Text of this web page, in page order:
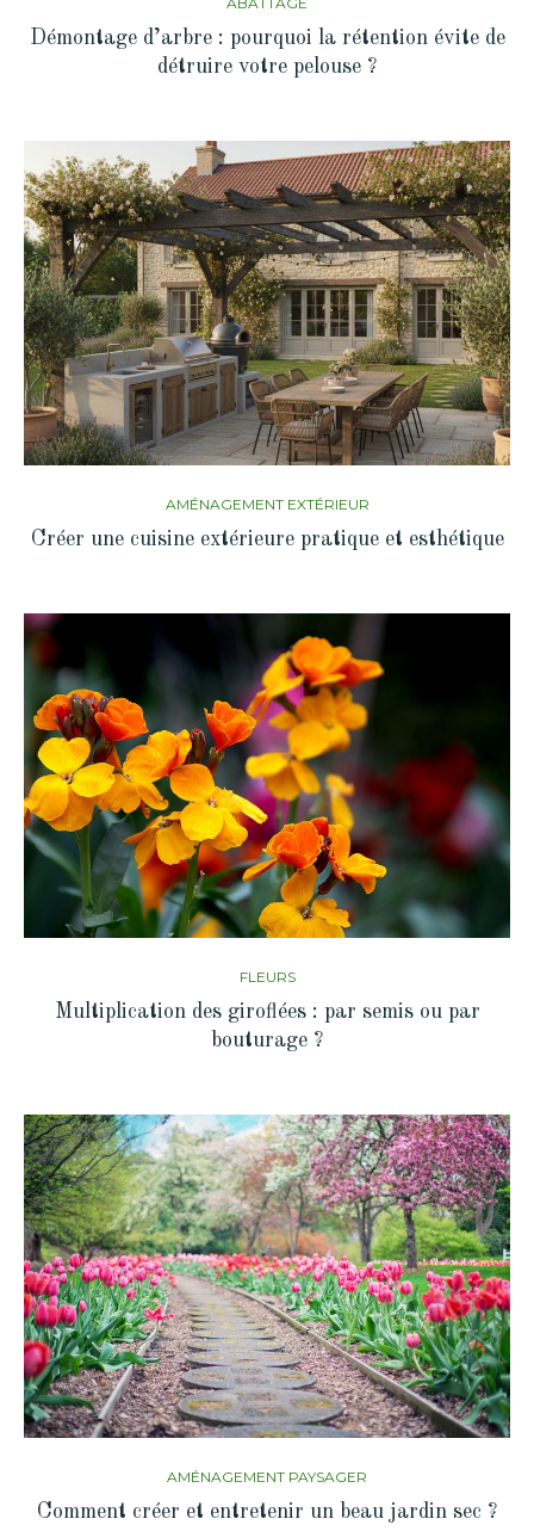
Démontage d’arbre : pourquoi la rétention évite de
détruire votre pelouse ?
AMÉNAGEMENT EXTÉRIEUR
Créer une cuisine extérieure pratique et esthétique
FLEURS
Multiplication des giroflées : par semis ou par
bouturage ?
AMÉNAGEMENT PAYSAGER
Comment créer et entretenir un beau jardin sec ?